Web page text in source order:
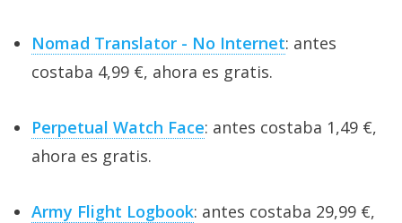
Nomad Translator - No Internet: antes
costaba 4,99 €, ahora es gratis.
Perpetual Watch Face: antes costaba 1,49 €,
ahora es gratis.
Army Flight Logbook: antes costaba 29,99 €,